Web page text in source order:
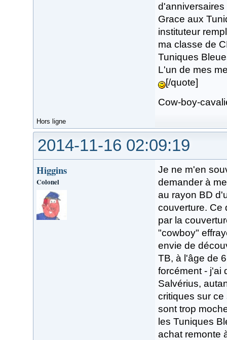
d'anniversaires
Grace aux
instituteur
ma classe de
Tuniques
L'un de mes
[/quote]
Cow-boy-
Hors ligne
2014-11-16 02:09:19
Higgins
Colonel
Je ne m'en
demander à
au rayon BD
couverture. Ce
par la
"cowboy"
envie de
TB, à l'âge de
forcément - j'ai
Salvérius,
critiques sur
sont trop
les Tuniques
achat remonte